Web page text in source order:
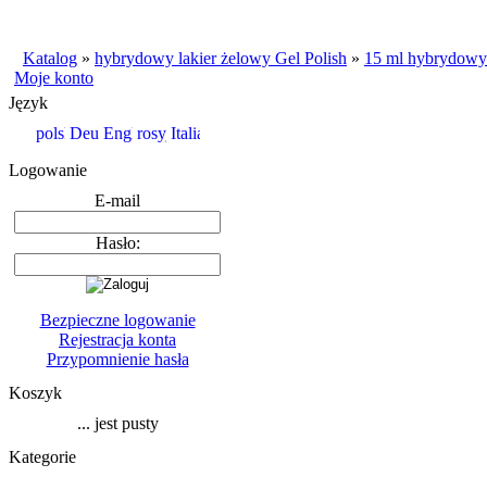
Katalog » hybrydowy lakier żelowy Gel Polish » 15 ml
Moje konto
Język
Logowanie
E-mail
Hasło:
Bezpieczne logowanie
Rejestracja konta
Przypomnienie hasła
Koszyk
... jest pusty
Kategorie